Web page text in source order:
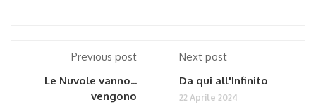
Previous post
Le Nuvole vanno...
vengono
Next post
Da qui all'Infinito
22 Aprile 2024